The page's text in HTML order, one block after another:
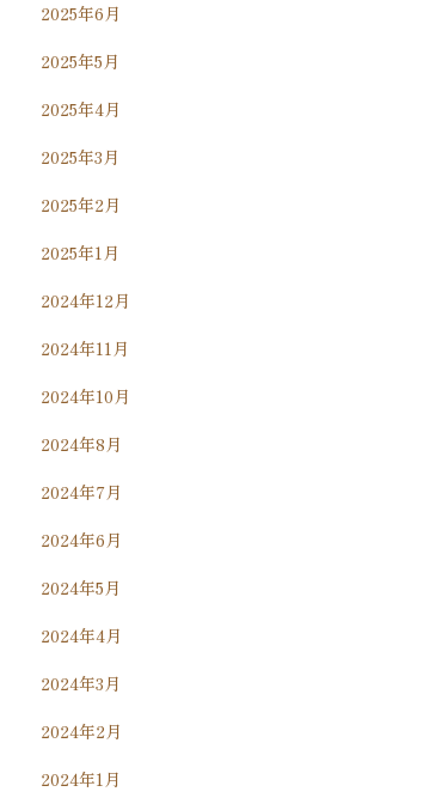
2025年6月
2025年5月
2025年4月
2025年3月
2025年2月
2025年1月
2024年12月
2024年11月
2024年10月
2024年8月
2024年7月
2024年6月
2024年5月
2024年4月
2024年3月
2024年2月
2024年1月